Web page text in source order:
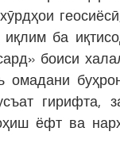
ба
боиси
омадани
гирифта,
ёфт ва